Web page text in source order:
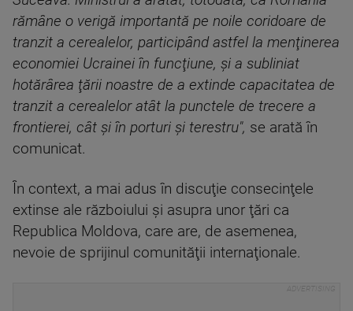
rămâne o verigă importantă pe noile coridoare de
tranzit a cerealelor, participând astfel la menţinerea
economiei Ucrainei în funcţiune, şi a subliniat
hotărârea ţării noastre de a extinde capacitatea de
tranzit a cerealelor atât la punctele de trecere a
frontierei, cât şi în porturi şi terestru", se arată în
comunicat.
În context, a mai adus în discuţie consecinţele
extinse ale războiului şi asupra unor ţări ca
Republica Moldova, care are, de asemenea,
nevoie de sprijinul comunităţii internaţionale.